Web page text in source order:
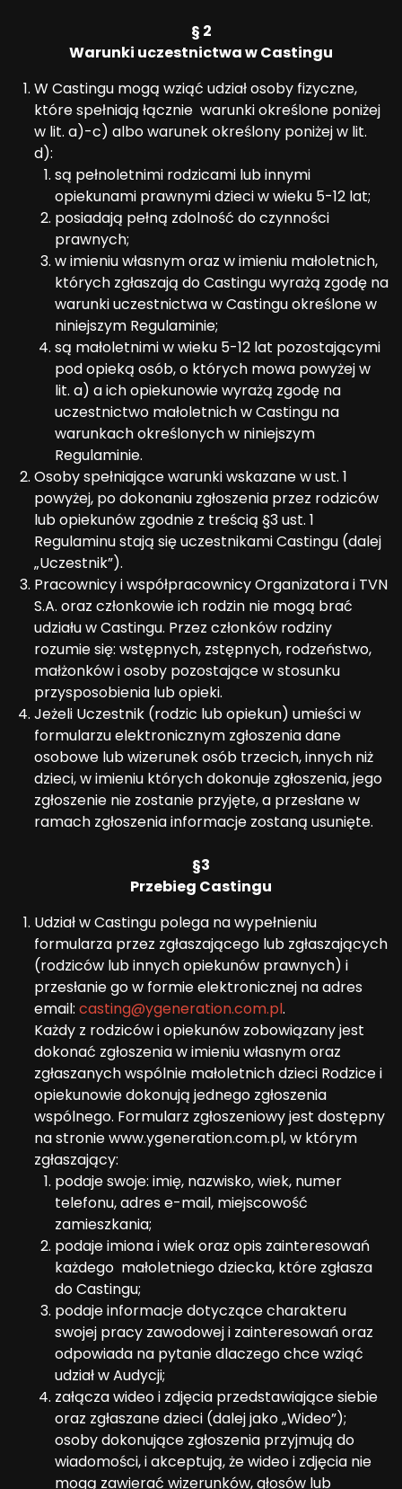
§ 2
Warunki uczestnictwa w Castingu
W Castingu mogą wziąć udział osoby fizyczne,
które spełniają łącznie warunki określone poniżej
w lit. a)-c) albo warunek określony poniżej w lit.
d):
są pełnoletnimi rodzicami lub innymi
opiekunami prawnymi dzieci w wieku 5-12 lat;
posiadają pełną zdolność do czynności
prawnych;
w imieniu własnym oraz w imieniu małoletnich,
których zgłaszają do Castingu wyrażą zgodę na
warunki uczestnictwa w Castingu określone w
niniejszym Regulaminie;
są małoletnimi w wieku 5-12 lat pozostającymi
pod opieką osób, o których mowa powyżej w
lit. a) a ich opiekunowie wyrażą zgodę na
uczestnictwo małoletnich w Castingu na
warunkach określonych w niniejszym
Regulaminie.
Osoby spełniające warunki wskazane w ust. 1
powyżej, po dokonaniu zgłoszenia przez rodziców
lub opiekunów zgodnie z treścią §3 ust. 1
Regulaminu stają się uczestnikami Castingu (dalej
„Uczestnik”).
Pracownicy i współpracownicy Organizatora i TVN
S.A. oraz członkowie ich rodzin nie mogą brać
udziału w Castingu. Przez członków rodziny
rozumie się: wstępnych, zstępnych, rodzeństwo,
małżonków i osoby pozostające w stosunku
przysposobienia lub opieki.
Jeżeli Uczestnik (rodzic lub opiekun) umieści w
formularzu elektronicznym zgłoszenia dane
osobowe lub wizerunek osób trzecich, innych niż
dzieci, w imieniu których dokonuje zgłoszenia, jego
zgłoszenie nie zostanie przyjęte, a przesłane w
ramach zgłoszenia informacje zostaną usunięte.
§3
Przebieg Castingu
Udział w Castingu polega na wypełnieniu
formularza przez zgłaszającego lub zgłaszających
(rodziców lub innych opiekunów prawnych) i
przesłanie go w formie elektronicznej na adres
email: casting@ygeneration.com.pl.
Każdy z rodziców i opiekunów zobowiązany jest
dokonać zgłoszenia w imieniu własnym oraz
zgłaszanych wspólnie małoletnich dzieci Rodzice i
opiekunowie dokonują jednego zgłoszenia
wspólnego. Formularz zgłoszeniowy jest dostępny
na stronie www.ygeneration.com.pl, w którym
zgłaszający:
podaje swoje: imię, nazwisko, wiek, numer
telefonu, adres e-mail, miejscowość
zamieszkania;
podaje imiona i wiek oraz opis zainteresowań
każdego małoletniego dziecka, które zgłasza
do Castingu;
podaje informacje dotyczące charakteru
swojej pracy zawodowej i zainteresowań oraz
odpowiada na pytanie dlaczego chce wziąć
udział w Audycji;
załącza wideo i zdjęcia przedstawiające siebie
oraz zgłaszane dzieci (dalej jako „Wideo”);
osoby dokonujące zgłoszenia przyjmują do
wiadomości, i akceptują, że wideo i zdjęcia nie
mogą zawierać wizerunków, głosów lub